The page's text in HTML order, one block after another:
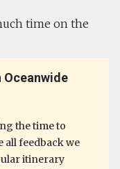
time on the
Oceanwide
the time to
all feedback we
itinerary